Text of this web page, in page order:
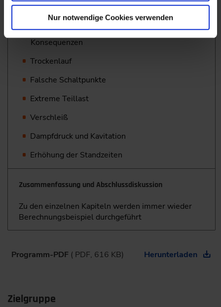
Nur notwendige Cookies verwenden
Systemfehler erkennen
Pumpenbetrieb außerhalb des Kennfeldes und
Konsequenzen
Trockenlauf
Falsche Schaltpunkte
Extreme Teillast
Verschleiß
Dampfdruck und Kavitation
Erhöhung der Standzeiten
Zusammenfassung und Abschlussdiskussion
Zu den einzelnen Kapiteln werden immer wieder
Berechnungsbeispiel durchgeführt
Programm-PDF ( PDF, 616 KB) Herunterladen
Zielgruppe